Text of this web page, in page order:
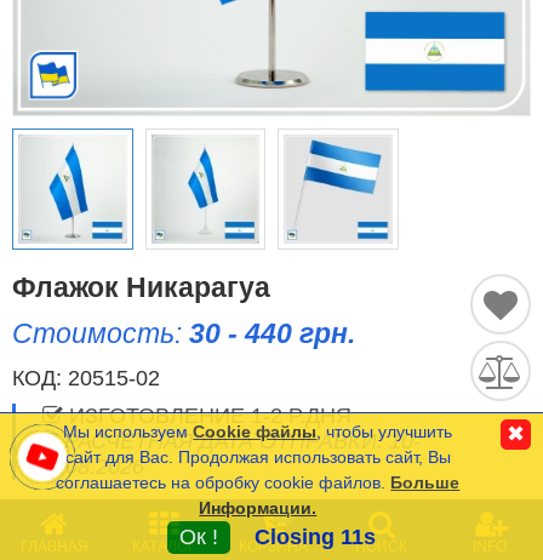
Этнические Флаги
Флаги США (штатов)
Другие флаги
Язык
Частые Вопросы (FAQ)
Оплата и Доставка
ГЛАВНАЯ КАТАЛОГ
0
КОРЗИНА ПОИСК INFO
Флажок Никарагуа
Стоимость: 30 - 440 грн.
КОД: 20515-02
ИЗГОТОВЛЕНИЕ 1-2 Р.ДНЯ
РАСЧЕТНАЯ ДАТА ОТПРАВКИ: 10-
11.08.2026
Минимальная сумма заказа на сайте- 120 грн.
Мы используемCookie файлы , чтобы улучшить
сайт для Вас. Продолжая использовать сайт, Вы
соглашаетесь на обробку cookie файлов. Больше
Информации.
Ок ! Closing 11s
✖